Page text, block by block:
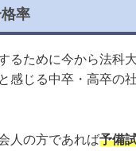
率
るために今から法科
感じる中卒・高卒の
人の方であれば予備